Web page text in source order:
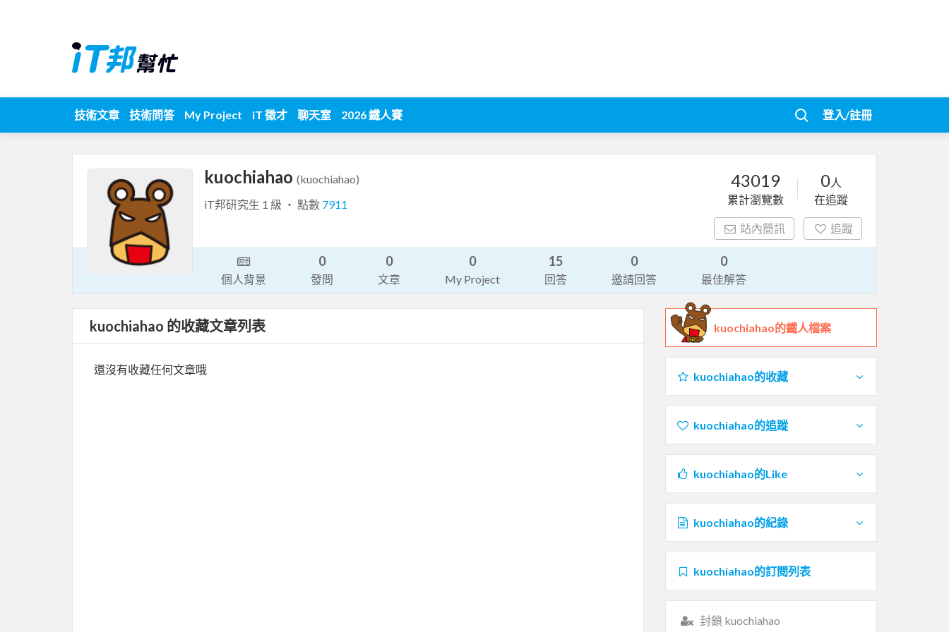
技術文章 技術問答 My Project iT 徵才 聊天室 2026 鐵人賽 登入/註冊
kuochiahao (kuochiahao)
iT邦研究生 1 級 ‧ 點數 7911
43019
累計瀏覽數
0人
在追蹤
站內簡訊 追蹤
個人背景
0
發問
0
文章
0
My Project
15
回答
0
邀請回答
0
最佳解答
kuochiahao 的收藏文章列表
還沒有收藏任何文章哦
kuochiahao的鐵人檔案
kuochiahao的收藏
kuochiahao的追蹤
kuochiahao的Like
kuochiahao的紀錄
kuochiahao的訂閱列表
封鎖 kuochiahao